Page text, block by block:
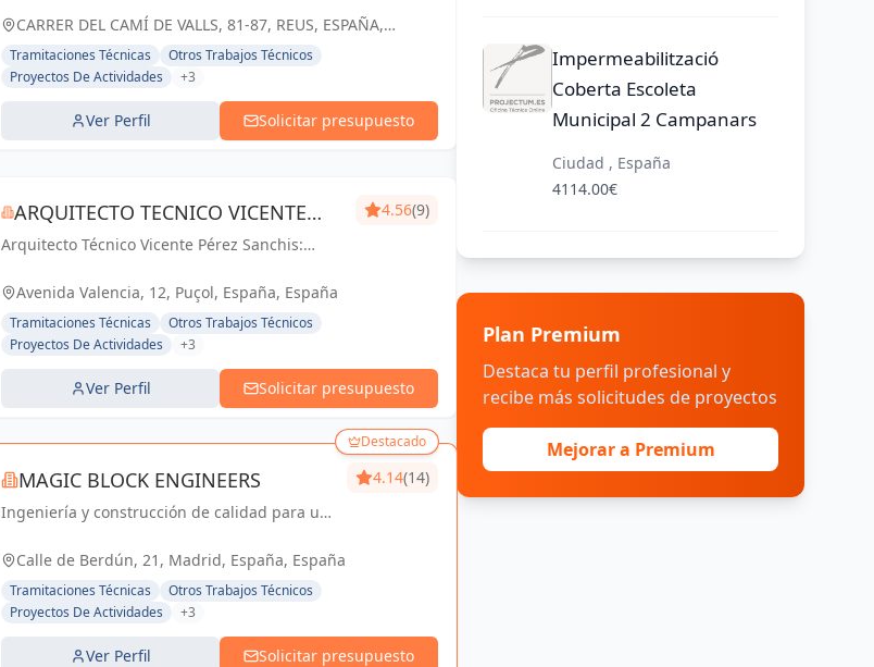
tus proyectos.
CARRER DEL CAMÍ DE VALLS, 81-87, REUS, ESPAÑA,
España
Tramitaciones Técnicas
Otros Trabajos Técnicos
Proyectos De Actividades
+3
Ver Perfil Solicitar presupuesto
ARQUITECTO TECNICO VICENTE
PÉREZ SANCHIS
Arquitecto Técnico Vicente Pérez Sanchis:
ideas en realidad.
4.56(9)
Avenida Valencia, 12, Puçol, España, España
Tramitaciones Técnicas
Otros Trabajos Técnicos
Proyectos De Actividades
+3
Ver Perfil Solicitar presupuesto
Destacado
MAGIC BLOCK ENGINEERS
Ingeniería y construcción de calidad para un
Nueva.
4.14(14)
Calle de Berdún, 21, Madrid, España, España
Tramitaciones Técnicas
Otros Trabajos Técnicos
Proyectos De Actividades
+3
Ver Perfil Solicitar presupuesto
Impermeabilització
Coberta Escoleta
Municipal 2 Campanars
Ciudad , España
4114.00€
Plan Premium
Destaca tu perfil profesional y
recibe más solicitudes de proyectos
Mejorar a Premium